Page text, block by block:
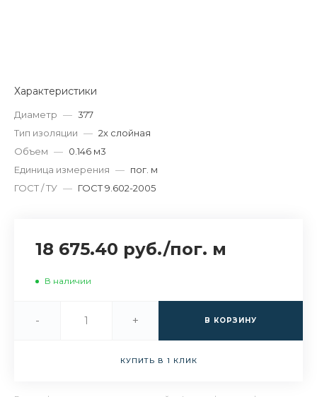
Характеристики
Диаметр — 377
Тип изоляции — 2х слойная
Объем — 0.146 м3
Единица измерения — пог. м
ГОСТ / ТУ — ГОСТ 9.602-2005
18 675.40 руб./пог. м
В наличии
- + В КОРЗИНУ
КУПИТЬ В 1 КЛИК